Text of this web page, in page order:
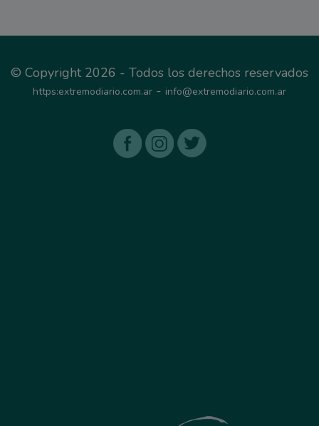
© Copyright 2026 - Todos los derechos reservados
https:extremodiario.com.ar - info@extremodiario.com.ar